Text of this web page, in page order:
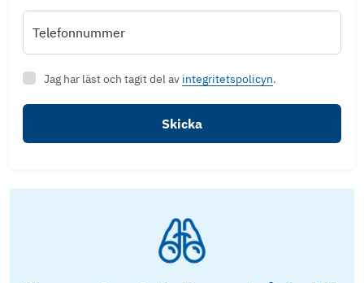
Telefonnummer
Jag har läst och tagit del av integritetspolicyn.
Skicka